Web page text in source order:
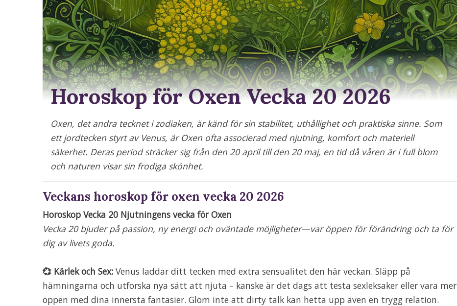
Horoskop för Oxen Vecka 20 2026
Oxen, det andra tecknet i zodiaken, är känd för sin stabilitet, uthållighet och praktiska sinne. Som
ett jordtecken styrt av Venus, är Oxen ofta associerad med njutning, komfort och materiell
säkerhet. Deras period sträcker sig från den 20 april till den 20 maj, en tid då våren är i full blom
och naturen visar sin frodiga skönhet.
Veckans horoskop för oxen vecka 20 2026
Horoskop Vecka 20 Njutningens vecka för Oxen
Vecka 20 bjuder på passion, ny energi och oväntade möjligheter—var öppen för förändring och ta för
dig av livets goda.
💞 Kärlek och Sex: Venus laddar ditt tecken med extra sensualitet den här veckan. Släpp på
hämningarna och utforska nya sätt att njuta – kanske är det dags att testa sexleksaker eller vara mer
öppen med dina innersta fantasier. Glöm inte att dirty talk kan hetta upp även en trygg relation.